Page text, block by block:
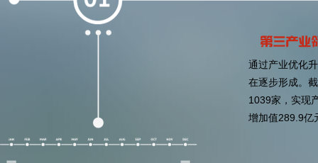
通过产业优化
在逐步形成。
1039家，实现
增加值289.9亿